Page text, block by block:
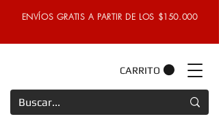
ENVÍOS GRATIS A PARTIR DE LOS $150.000
CARRITO